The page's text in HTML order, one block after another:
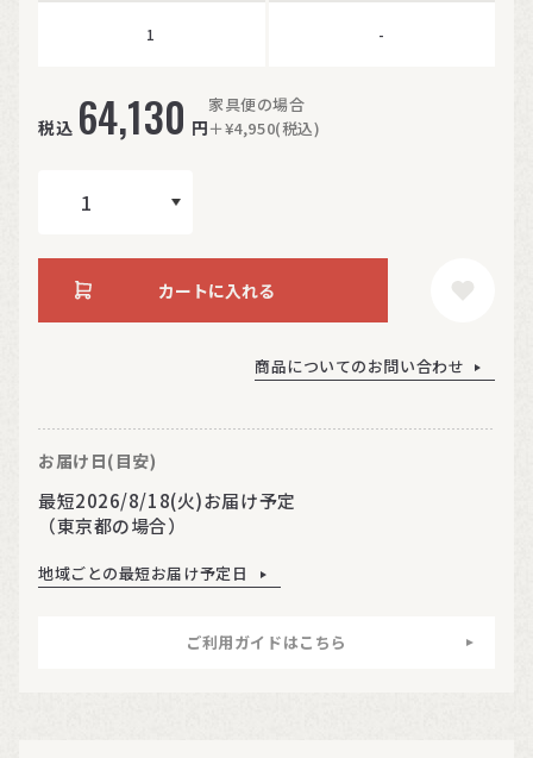
1 -
税込 64,130 円
家具便の場合
＋¥4,950(税込)
カートに入れる
商品についてのお問い合わせ
お届け日(目安)
最短2026/8/18(火)お届け予定
（東京都の場合）
地域ごとの最短お届け予定日
ご利用ガイドはこちら